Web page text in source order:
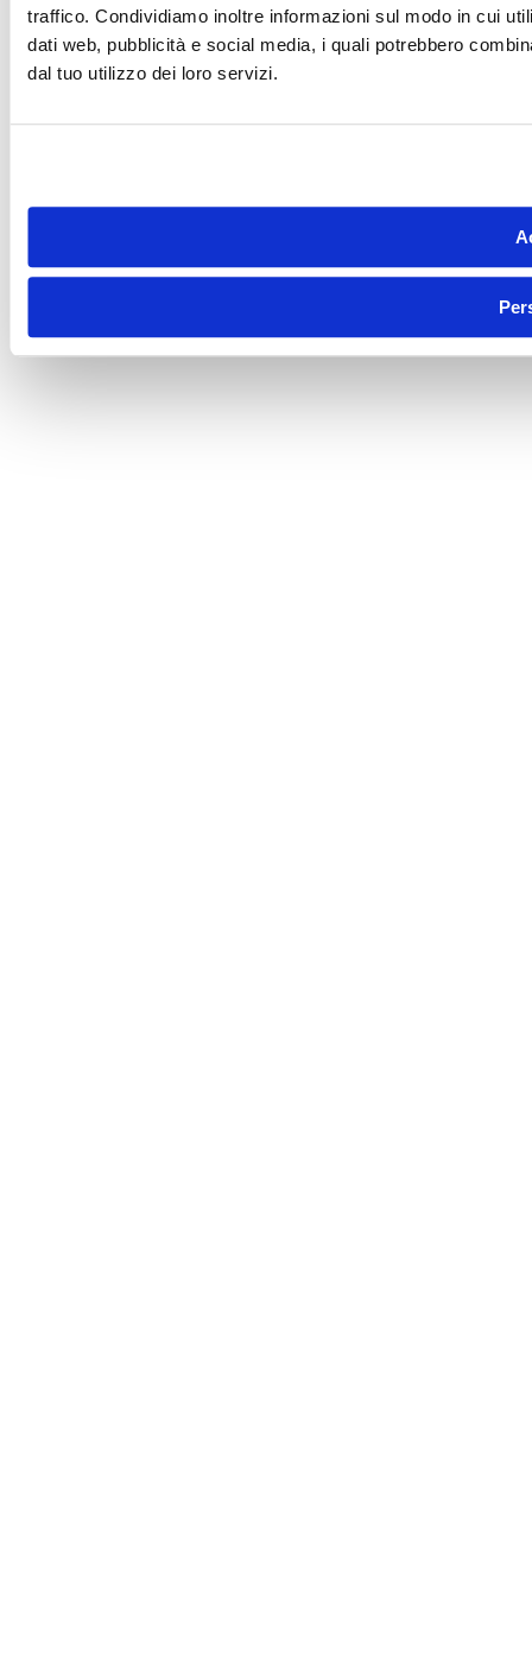
traffico. Condividiamo inoltre informazioni sul modo in cui
dati web, pubblicità e social media, i quali potrebbero
dal tuo utilizzo dei loro servizi.